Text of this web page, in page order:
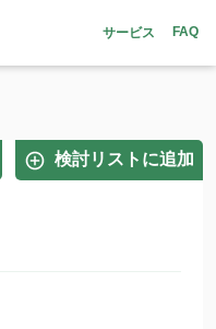
サービス FAQ
検討リストに追加